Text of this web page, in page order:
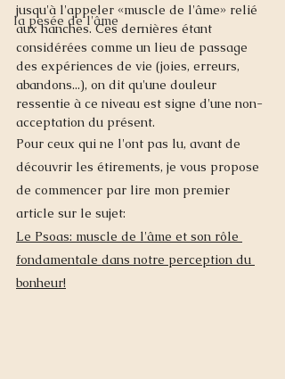
la pesée de l'âme
jusqu'à l'appeler «muscle de l'âme» relié
aux hanches. Ces dernières étant
considérées comme un lieu de passage
des expériences de vie (joies, erreurs,
abandons...), on dit qu'une douleur
ressentie à ce niveau est signe d'une non-
acceptation du présent.
Pour ceux qui ne l'ont pas lu, avant de
découvrir les étirements, je vous propose
de commencer par lire mon premier
article sur le sujet:
Le Psoas: muscle de l'âme et son rôle
fondamentale dans notre perception du
bonheur!